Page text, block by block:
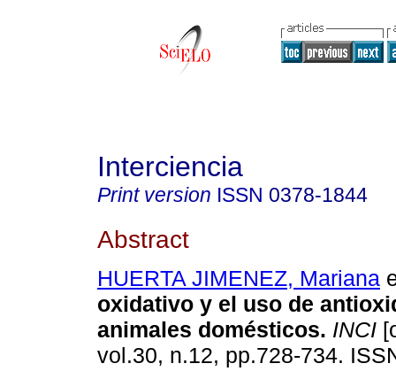
Interciencia
Print version ISSN 0378-1844
Abstract
HUERTA JIMENEZ, Mariana
oxidativo y el uso de
animales domésticos. INCI
vol.30, n.12, pp.728-734.